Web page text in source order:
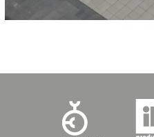
Kongress- und Veranstaltungszentren